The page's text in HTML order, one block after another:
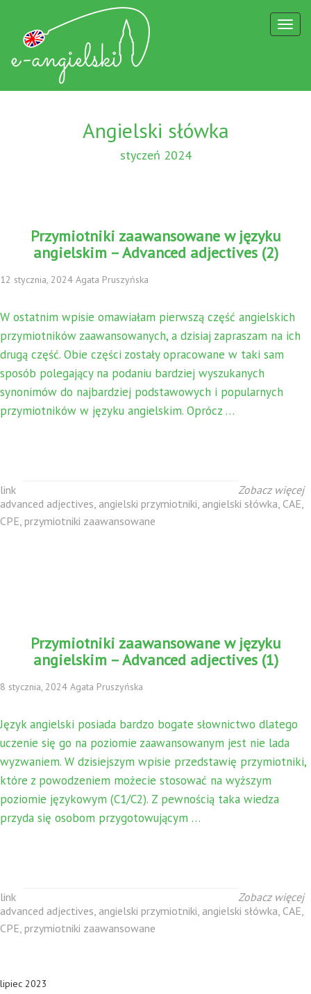
Angielski słówka
styczeń 2024
Przymiotniki zaawansowane w języku
angielskim – Advanced adjectives (2)
12 stycznia, 2024 Agata Pruszyńska
W ostatnim wpisie omawiałam pierwszą część angielskich
przymiotników zaawansowanych, a dzisiaj zapraszam na ich
drugą część. Obie części zostały opracowane w taki sam
sposób polegający na podaniu bardziej wyszukanych
synonimów do najbardziej podstawowych i popularnych
przymiotników w języku angielskim. Oprócz …
link
Zobacz więcej
advanced adjectives, angielski przymiotniki, angielski słówka, CAE,
CPE, przymiotniki zaawansowane
Przymiotniki zaawansowane w języku
angielskim – Advanced adjectives (1)
8 stycznia, 2024 Agata Pruszyńska
Język angielski posiada bardzo bogate słownictwo dlatego
uczenie się go na poziomie zaawansowanym jest nie lada
wyzwaniem. W dzisiejszym wpisie przedstawię przymiotniki,
które z powodzeniem możecie stosować na wyższym
poziomie językowym (C1/C2). Z pewnością taka wiedza
przyda się osobom przygotowującym …
link
Zobacz więcej
advanced adjectives, angielski przymiotniki, angielski słówka, CAE,
CPE, przymiotniki zaawansowane
lipiec 2023